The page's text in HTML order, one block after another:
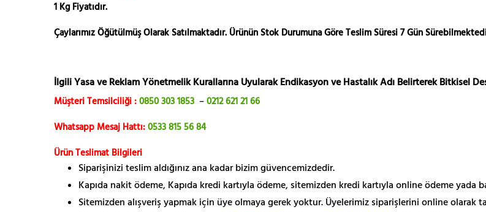
1 Kg Fiyatıdır.
Çaylarımız Öğütülmüş Olarak Satılmaktadır. Ürünün Stok Durumuna Göre Teslim Süresi 7 Gün
İlgili Yasa ve Reklam Yönetmelik Kurallarına Uyularak Endikasyon ve Hastalık Adı Belirterek Bitkisel
Müşteri Temsilciliği :0850 303 1853 –0212 621 21 66
Whatsapp Mesaj Hattı:0533 815 56 84
Ürün Teslimat Bilgileri
Siparişinizi teslim aldığınız ana kadar bizim güvencemizdedir.
Kapıda nakit ödeme, Kapıda kredi kartıyla ödeme, sitemizden kredi kartıyla online ödeme yada
Sitemizden alışveriş yapmak için üye olmaya gerek yoktur. Üyelerimiz siparişlerini online olarak